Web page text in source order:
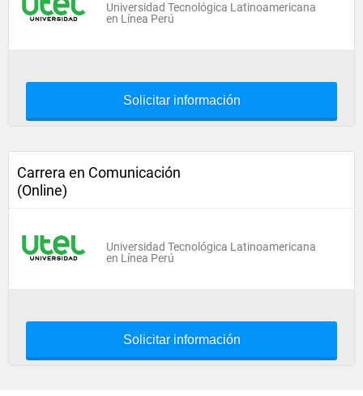
Universidad Tecnológica Latinoamericana
en Línea Perú
Solicitar información
Carrera en Comunicación
(Online)
Universidad Tecnológica Latinoamericana
en Línea Perú
Solicitar información